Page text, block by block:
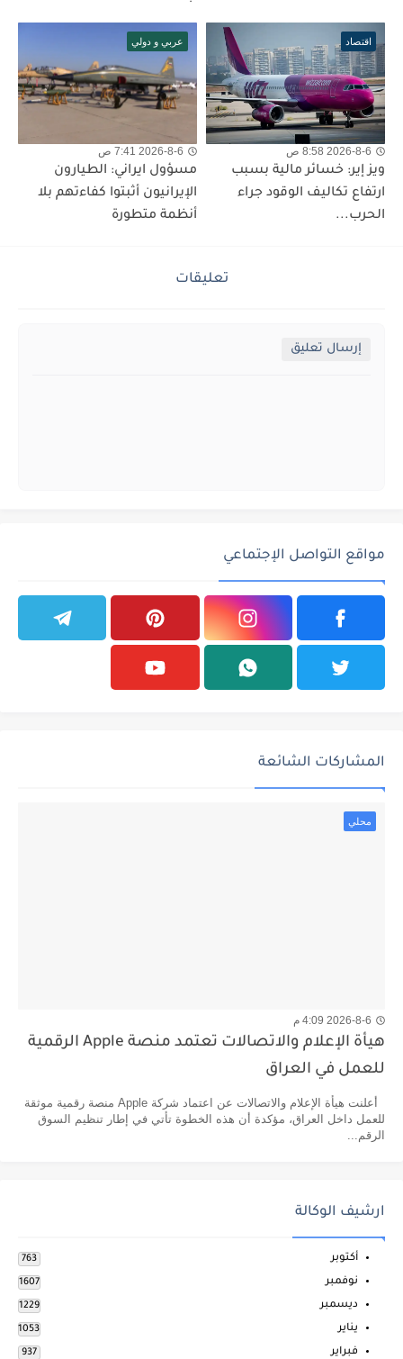
اقتصاد
2026-8-6 8:58 ص
ويز إير: خسائر مالية بسبب
ارتفاع تكاليف الوقود جراء
الحرب...
عربي و دولي
2026-8-6 7:41 ص
مسؤول ايراني: الطيارون
الإيرانيون أثبتوا كفاءتهم بلا
أنظمة متطورة
تعليقات
إرسال تعليق
مواقع التواصل الإجتماعي
المشاركات الشائعة
محلي
2026-8-6 4:09 م
هيأة الإعلام والاتصالات تعتمد منصة Apple الرقمية
للعمل في العراق
أعلنت هيأة الإعلام والاتصالات عن اعتماد شركة Apple منصة رقمية موثقة
للعمل داخل العراق، مؤكدة أن هذه الخطوة تأتي في إطار تنظيم السوق
الرقم...
ارشيف الوكالة
أكتوبر 763
نوفمبر 1607
ديسمبر 1229
يناير 1053
فبراير 937